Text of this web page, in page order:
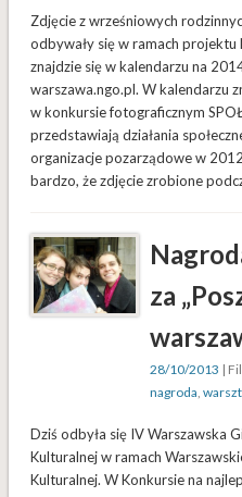
Zdjęcie z wrześniowych
odbywały się w ramach
znajdzie się w kalendarzu na
warszawa.ngo.pl. W kalendarzu
w konkursie fotograficznym
przedstawiają działania
organizacje pozarządowe w
bardzo, że zdjęcie zrobione
za
28/10/2013 |
nagroda ,
Dziś odbyła się IV Warszawska
Kulturalnej w ramach
Kulturalnej. W Konkursie na